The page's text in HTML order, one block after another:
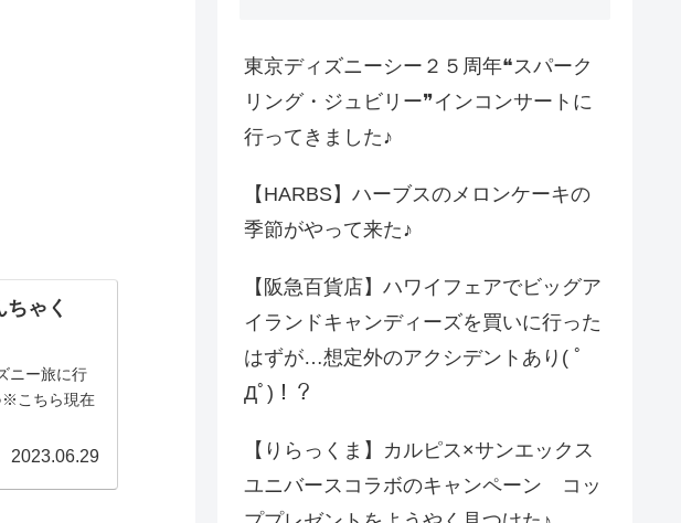
ちゃく
ニー旅に行
こちら現在
2023.06.29
東京ディズニーシー２５周年❝スパーク
リング・ジュビリー❞インコンサートに
行ってきました♪
【HARBS】ハーブスのメロンケーキの
季節がやって来た♪
【阪急百貨店】ハワイフェアでビッグア
イランドキャンディーズを買いに行った
はずが…想定外のアクシデントあり( ﾟ
Дﾟ)！？
【りらっくま】カルピス×サンエックス
ユニバースコラボのキャンペーン コッ